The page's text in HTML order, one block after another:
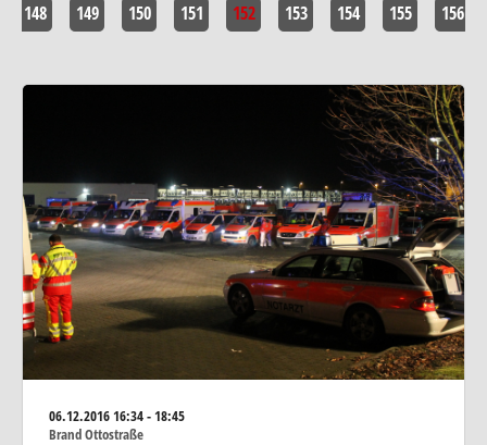
148 149 150 151 152 153 154 155 156
06.12.201616:34 - 18:45
Brand Ottostraße